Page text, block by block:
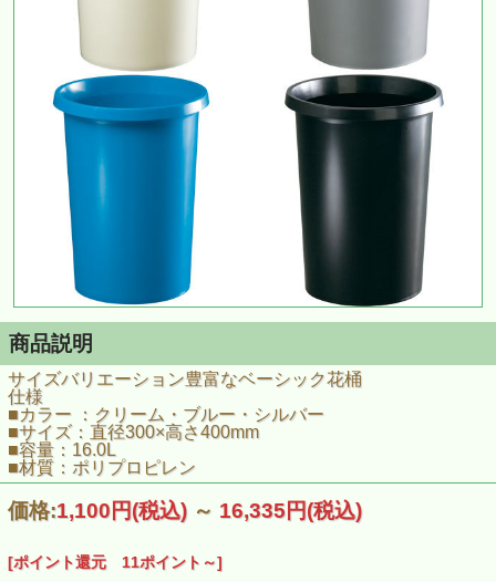
商品説明
サイズバリエーション豊富なベーシック花桶
仕様
■カラー ：クリーム・ブルー・シルバー
■サイズ：直径300×高さ400mm
■容量：16.0L
■材質：ポリプロピレン
価格:1,100円(税込) ～ 16,335円(税込)
[ポイント還元 11ポイント～]